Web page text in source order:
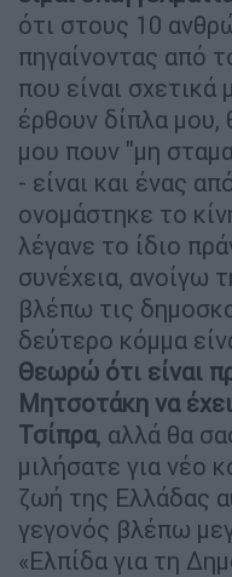
ότι στους 10
πηγαίνοντας από
που είναι σχετικά
έρθουν δίπλα
μου πουν "μη
- είναι και ένας
ονομάστηκε το
λέγανε το ίδιο
συνέχεια, ανοίγω
βλέπω τις
δεύτερο κόμμα
Θεωρώ ότι είναι
Μητσοτάκη να
Τσίπρα, αλλά θα
μιλήσατε για νέο
ζωή της Ελλάδας
γεγονός βλέπω
«Ελπίδα για τη